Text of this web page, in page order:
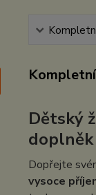
Dětský
doplněk
Dopřejte
vysoce